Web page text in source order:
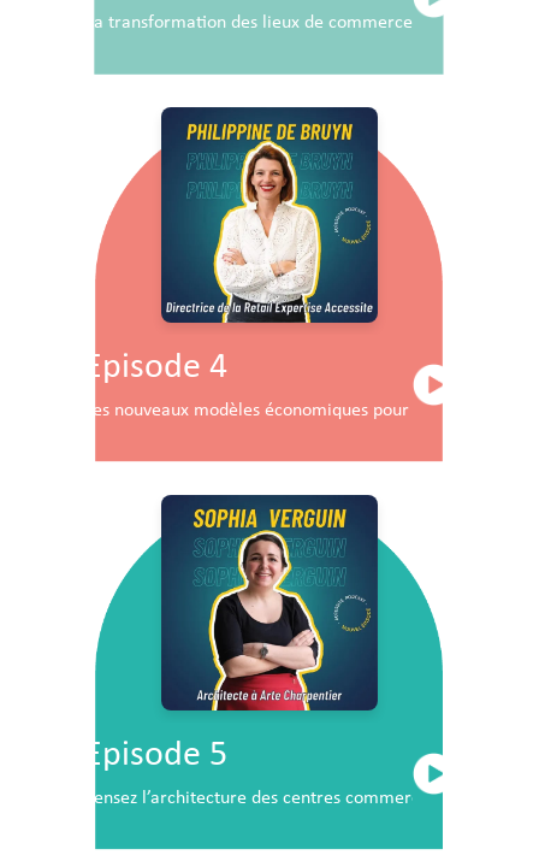
La transformation des lieux de commerce
Episode 4
Les nouveaux modèles économiques pour les centres
Episode 5
Pensez l’architecture des centres commerciaux de demain